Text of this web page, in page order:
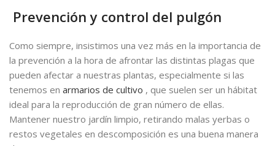
Prevención y control del pulgón
Como siempre, insistimos una vez más en la importancia de
la prevención a la hora de afrontar las distintas plagas que
pueden afectar a nuestras plantas, especialmente si las
tenemos en armarios de cultivo , que suelen ser un hábitat
ideal para la reproducción de gran número de ellas.
Mantener nuestro jardín limpio, retirando malas yerbas o
restos vegetales en descomposición es una buena manera